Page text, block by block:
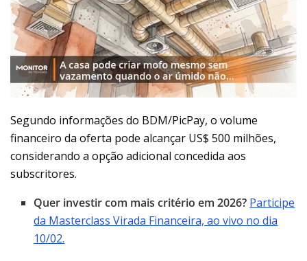
Segundo informações do BDM/PicPay, o volume
financeiro da oferta pode alcançar US$ 500 milhões,
considerando a opção adicional concedida aos
subscritores.
Quer investir com mais critério em 2026? Participe
da Masterclass Virada Financeira, ao vivo no dia
10/02.